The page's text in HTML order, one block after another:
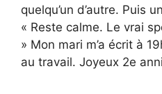
quelqu’un d’autre. Puis
« Reste calme. Le vrai
» Mon mari m’a écrit à
au travail. Joyeux 2e